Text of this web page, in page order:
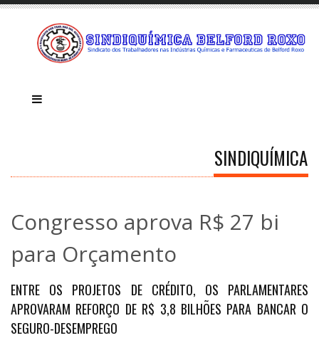
SINDIQUÍMICA
Congresso aprova R$ 27 bi
para Orçamento
ENTRE OS PROJETOS DE CRÉDITO, OS PARLAMENTARES
APROVARAM REFORÇO DE R$ 3,8 BILHÕES PARA BANCAR O
SEGURO-DESEMPREGO